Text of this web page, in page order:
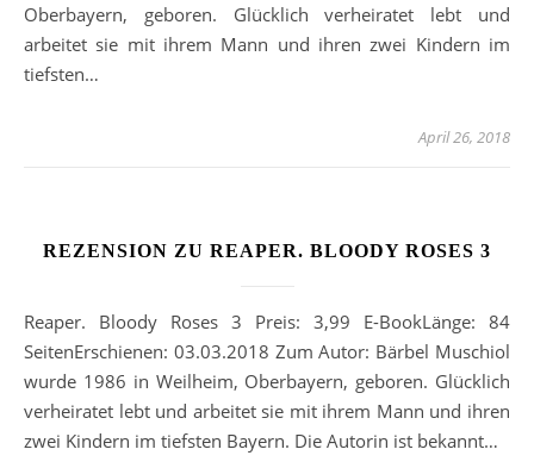
Oberbayern, geboren. Glücklich verheiratet lebt und
arbeitet sie mit ihrem Mann und ihren zwei Kindern im
tiefsten…
April 26, 2018
REZENSION ZU REAPER. BLOODY ROSES 3
Reaper. Bloody Roses 3 Preis: 3,99 E-BookLänge: 84
SeitenErschienen: 03.03.2018 Zum Autor: Bärbel Muschiol
wurde 1986 in Weilheim, Oberbayern, geboren. Glücklich
verheiratet lebt und arbeitet sie mit ihrem Mann und ihren
zwei Kindern im tiefsten Bayern. Die Autorin ist bekannt…